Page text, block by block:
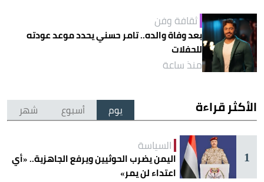
ثقافة وفن
بعد وفاة والده.. تامر حسني يحدد موعد عودته
للحفلات
منذ ساعة
الأكثر قراءة يوم أسبوع شهر
1
السياسة
اليمن يضرب الحوثيين ويرفع الجاهزية.. «أي
اعتداء لن يمر»